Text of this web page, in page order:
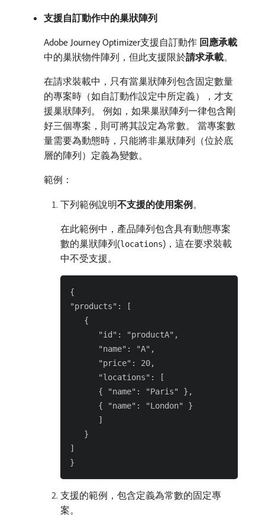
支援自訂動作中的巢狀陣列
Adobe Journey Optimizer支援自訂動作​ 回應承載
​中的巢狀物件陣列，但此支援限於​請求承載。
在請求裝載中，只有當巢狀陣列包含固定數量
的專案時（如自訂動作設定中所定義），才支
援巢狀陣列。 例如，如果巢狀陣列一律包含剛
好三個專案，則可將其設定為常數。 當專案數
量需要為動態時，只能將非巢狀陣列（位於底
層的陣列）定義為變數。
範例：
下列範例說明​不支援的使用案例。
在此範例中，產品陣列包含具有動態專案
數的巢狀陣列(locations)，這在要求裝載
中不受支援。
{
"products": [
   {
      "id": "productA",
      "name": "A",
      "price": 20,
      "locations": [
      { "name": "Paris" },
      { "name": "London" }
      ]
   }
]
支援的範例，包含定義為常數的固定專
案。